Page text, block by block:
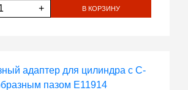
+ В КОРЗИНУ